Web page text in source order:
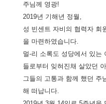
주님께 영광!
2019년 기해년 정월,
성 빈센트 자비의 협력자 회
을 마련하였습니다.
멀-리 소록도 성당에서 있는
들로부터 잊혀진채 살았던
그들의 고통과 함께 했던 주
해 떠납니다.